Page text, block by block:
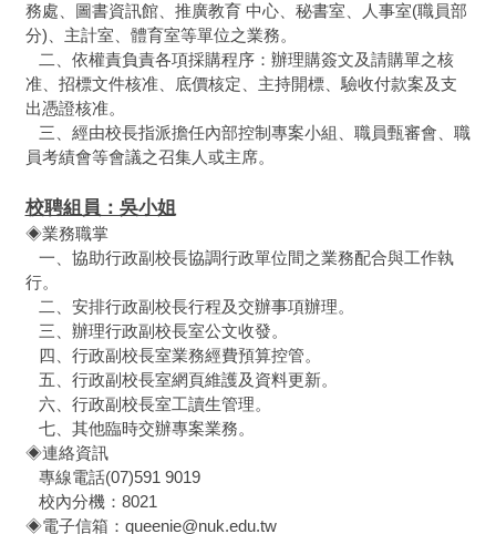
務處、圖書資訊館、推廣教育 中心、秘書室、人事室(職員部
分)、主計室、體育室等單位之業務。
二、依權責負責各項採購程序： 辦理購簽文及請購單之核
准、 招標文件核准、 底價核定、 主持開標、 驗收付款案及支
出憑證核准。
三、經由校長指派擔任內部控制專案小組、職員甄審會、職
員考績會等會議之召集人或主席。
校聘組員：吳小姐
◈業務職掌
一、協助行政副校長協調行政單位間之業務配合與工作執
行。
二、安排行政副校長行程及交辦事項辦理。
三、辦理行政副校長室公文收發。
四、行政副校長室業務經費預算控管。
五、行政副校長室網頁維護及資料更新。
六、行政副校長室工讀生管理。
七、其他臨時交辦專案業務。
◈連絡資訊
專線電話(07)591 9019
校內分機：8021
◈電子信箱：queenie@nuk.edu.tw